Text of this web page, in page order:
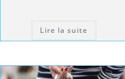
Lire la suite